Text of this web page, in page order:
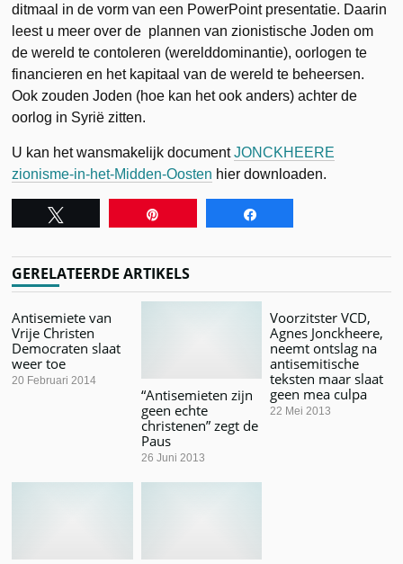
ditmaal in de vorm van een PowerPoint presentatie. Daarin
leest u meer over de plannen van zionistische Joden om
de wereld te contoleren (werelddominantie), oorlogen te
financieren en het kapitaal van de wereld te beheersen.
Ook zouden Joden (hoe kan het ook anders) achter de
oorlog in Syrië zitten.
U kan het wansmakelijk documentJONCKHEERE
zionisme-in-het-Midden-Oosten hier downloaden.
GERELATEERDE ARTIKELS
Antisemiete van
Vrije Christen
Democraten slaat
weer toe
20 Februari 2014
“Antisemieten zijn
geen echte
christenen” zegt de
Paus
26 Juni 2013
Voorzitster VCD,
Agnes Jonckheere,
neemt ontslag na
antisemitische
teksten maar slaat
geen mea culpa
22 Mei 2013